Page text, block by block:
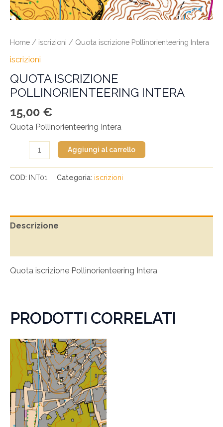
Home / iscrizioni / Quota iscrizione Pollinorienteering Intera
iscrizioni
QUOTA ISCRIZIONE
POLLINORIENTEERING INTERA
15,00 €
Quota Pollinorienteering Intera
Aggiungi al carrello
COD: INT01 Categoria: iscrizioni
Descrizione
Quota iscrizione Pollinorienteering Intera
PRODOTTI CORRELATI